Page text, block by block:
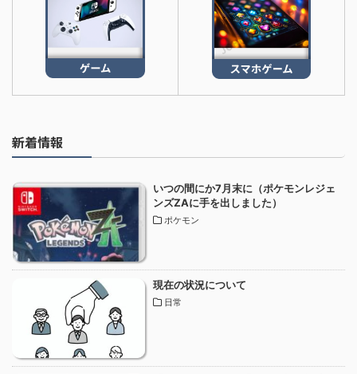
新着情報
いつの間にか7月末に（ポケモンレジェ
ンズZAに手を出しました）
ポケモン
現在の状況について
日常